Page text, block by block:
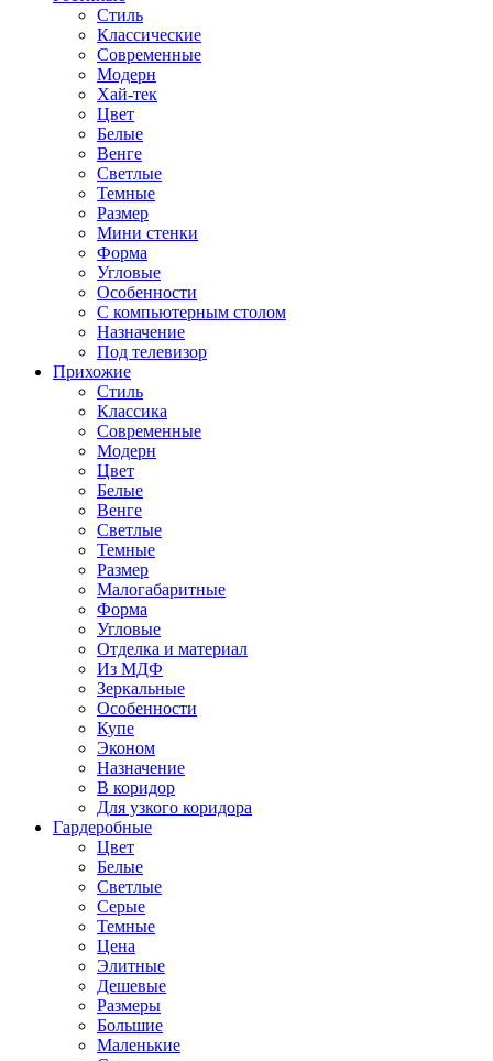
Стиль
Классические
Современные
Модерн
Хай-тек
Цвет
Белые
Венге
Светлые
Темные
Размер
Мини стенки
Форма
Угловые
Особенности
С компьютерным столом
Назначение
Под телевизор
Прихожие
Стиль
Классика
Современные
Модерн
Цвет
Белые
Венге
Светлые
Темные
Размер
Малогабаритные
Форма
Угловые
Отделка и материал
Из МДФ
Зеркальные
Особенности
Купе
Эконом
Назначение
В коридор
Для узкого коридора
Гардеробные
Цвет
Белые
Светлые
Серые
Темные
Цена
Элитные
Дешевые
Размеры
Большие
Маленькие